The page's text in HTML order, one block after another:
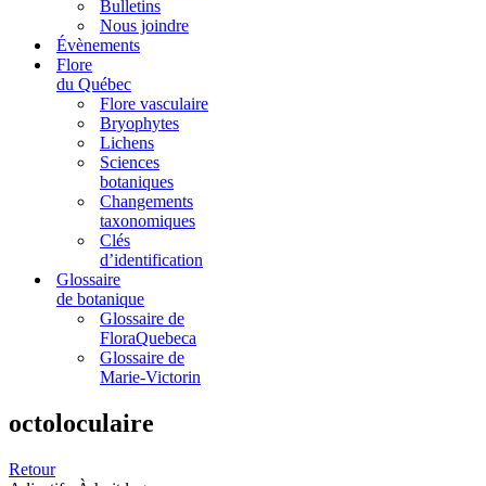
Bulletins
Nous joindre
Évènements
Flore
du Québec
Flore vasculaire
Bryophytes
Lichens
Sciences
botaniques
Changements
taxonomiques
Clés
d’identification
Glossaire
de botanique
Glossaire de
FloraQuebeca
Glossaire de
Marie-Victorin
octoloculaire
Retour